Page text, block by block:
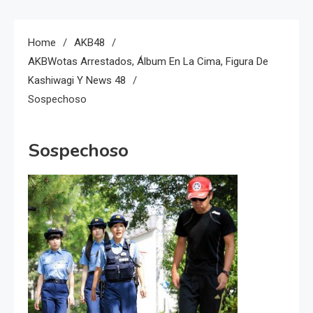
Home
AKB48
AKBWotas Arrestados, Álbum En La Cima, Figura De
Kashiwagi Y News 48
Sospechoso
Sospechoso